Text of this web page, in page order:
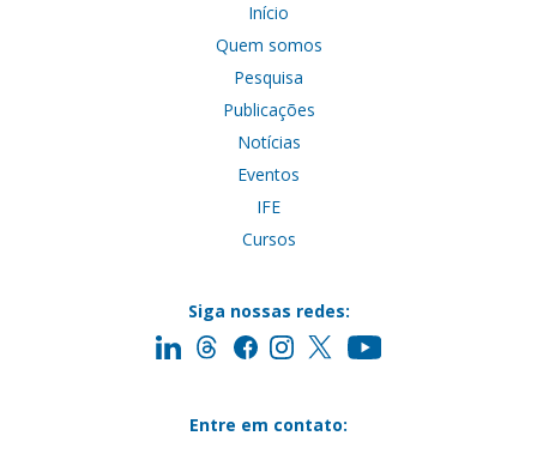
Início
Quem somos
Pesquisa
Publicações
Notícias
Eventos
IFE
Cursos
Siga nossas redes:
Entre em contato: